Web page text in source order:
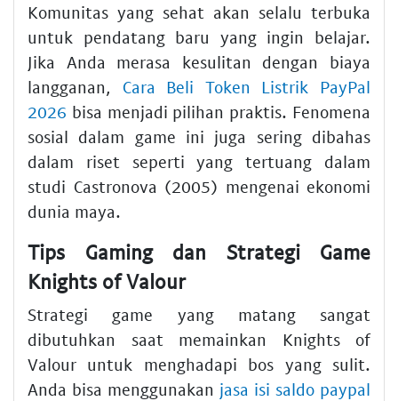
Komunitas yang sehat akan selalu terbuka
untuk pendatang baru yang ingin belajar.
Jika Anda merasa kesulitan dengan biaya
langganan, Cara Beli Token Listrik PayPal
2026 bisa menjadi pilihan praktis. Fenomena
sosial dalam game ini juga sering dibahas
dalam riset seperti yang tertuang dalam
studi Castronova (2005) mengenai ekonomi
dunia maya.
Tips Gaming dan Strategi Game
Knights of Valour
Strategi game yang matang sangat
dibutuhkan saat memainkan Knights of
Valour untuk menghadapi bos yang sulit.
Anda bisa menggunakan jasa isi saldo paypal